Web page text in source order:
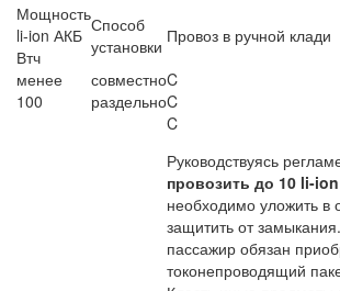
Мощность
li-ion АКБ
Втч
Способ
установки Провоз в ручной клади
менее
100
совместноC
раздельноC
C
Руководствуясь
провозить до 10 li-
необходимо уложить в
защитить от
пассажир обязан
токонепроводящий